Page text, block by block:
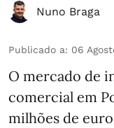
Nuno Braga
Publicado a: 06
O mercado de
comercial em
milhões de